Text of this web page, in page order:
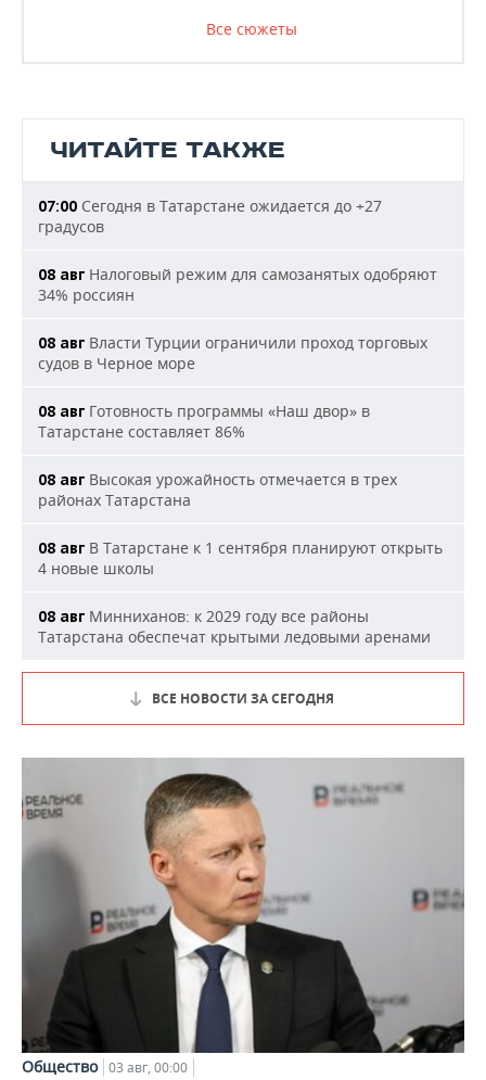
Все сюжеты
ЧИТАЙТЕ ТАКЖЕ
07:00 Сегодня в Татарстане ожидается до +27
градусов
08 авг Налоговый режим для самозанятых одобряют
34% россиян
08 авг Власти Турции ограничили проход торговых
судов в Черное море
08 авг Готовность программы «Наш двор» в
Татарстане составляет 86%
08 авг Высокая урожайность отмечается в трех
районах Татарстана
08 авг В Татарстане к 1 сентября планируют открыть
4 новые школы
08 авг Минниханов: к 2029 году все районы
Татарстана обеспечат крытыми ледовыми аренами
ВСЕ НОВОСТИ ЗА СЕГОДНЯ
Общество 03 авг, 00:00